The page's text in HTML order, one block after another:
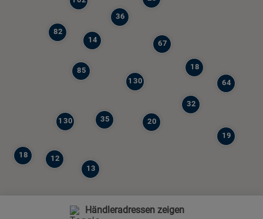
85
130
64
67
82
36
130
35
19
14
12
18
32
13
20
18
Händleradressen zeigen